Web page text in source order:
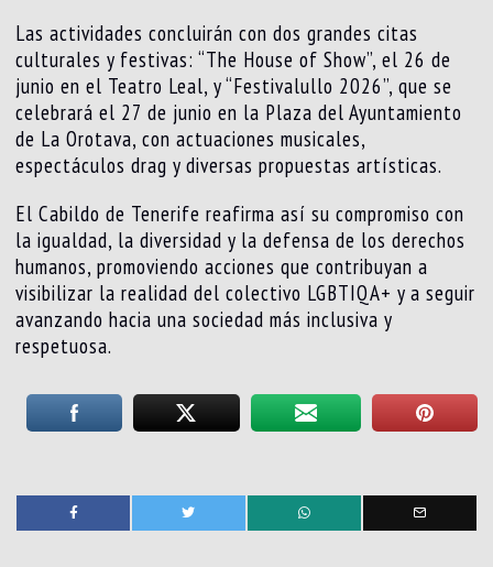
Las actividades concluirán con dos grandes citas
culturales y festivas: “The House of Show”, el 26 de
junio en el Teatro Leal, y “Festivalullo 2026”, que se
celebrará el 27 de junio en la Plaza del Ayuntamiento
de La Orotava, con actuaciones musicales,
espectáculos drag y diversas propuestas artísticas.
El Cabildo de Tenerife reafirma así su compromiso con
la igualdad, la diversidad y la defensa de los derechos
humanos, promoviendo acciones que contribuyan a
visibilizar la realidad del colectivo LGBTIQA+ y a seguir
avanzando hacia una sociedad más inclusiva y
respetuosa.